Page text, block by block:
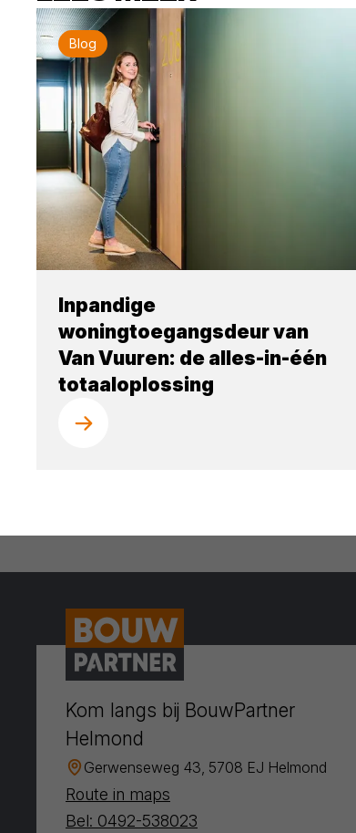
Blog
Inpandige
woningtoegangsdeur van
Van Vuuren: de alles-in-één
totaaloplossing
Kom langs bij BouwPartner
Helmond
Gerwenseweg 43, 5708 EJ Helmond
Route in maps
Bel: 0492-538023